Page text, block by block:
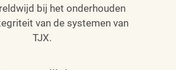
bij het onderhouden
van de systemen van
TJX.